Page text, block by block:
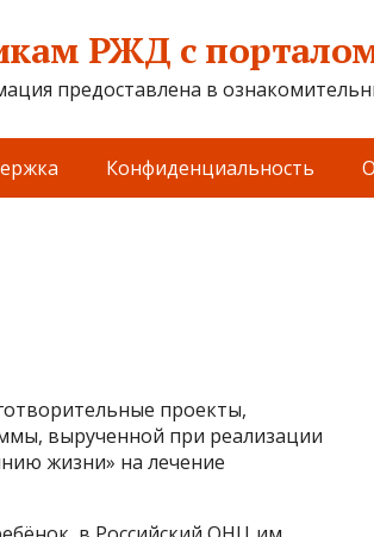
РЖД с
предоставлена в
Конфиденциальность
проекты,
вырученной при реализации
жизни» на лечение